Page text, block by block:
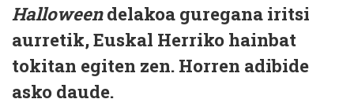
Halloweendelakoa guregana iritsi
aurretik, Euskal Herriko hainbat
tokitan egiten zen. Horren adibide
asko daude.